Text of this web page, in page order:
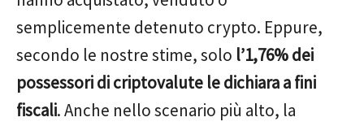
semplicemente detenuto crypto. Eppure,
secondo le nostre stime, solo l’1,76% dei
possessori di criptovalute le dichiara a fini
fiscali. Anche nello scenario più alto, la